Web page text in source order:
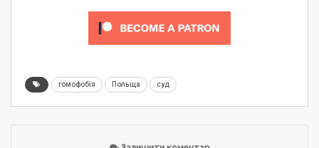
гомофобія Польща суд